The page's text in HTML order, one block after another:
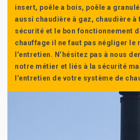
insert, poêle a bois, poêle a
aussi chaudière à gaz, chaudière à
sécurité et le bon fonctionnement
chauffage il ne faut pas négliger le
l’entretien. N’hésitez pas à nous
notre métier et liés à la sécurité
l’entretien de votre système de